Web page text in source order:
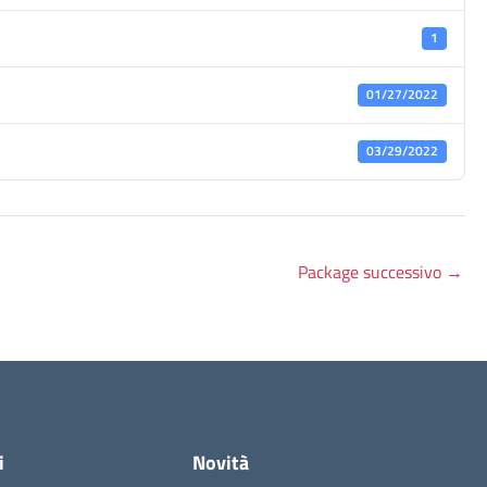
1
01/27/2022
03/29/2022
Package successivo →
Novità